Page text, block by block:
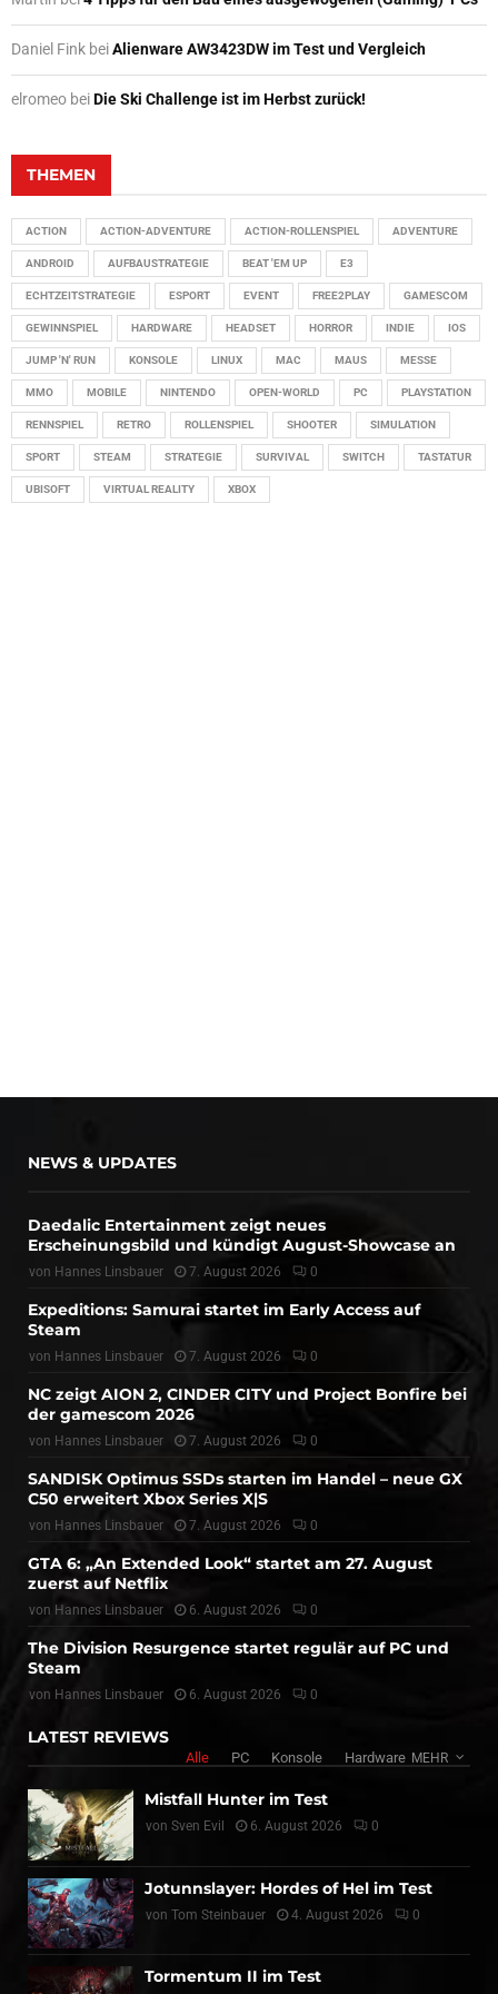
Daniel Fink beiAlienware AW3423DW im Test und Vergleich
elromeo beiDie Ski Challenge ist im Herbst zurück!
THEMEN
ACTION ACTION-ADVENTURE ACTION-ROLLENSPIEL ADVENTURE
ANDROID AUFBAUSTRATEGIE BEAT 'EM UP E3
ECHTZEITSTRATEGIE ESPORT EVENT FREE2PLAY GAMESCOM
GEWINNSPIEL HARDWARE HEADSET HORROR INDIE IOS
JUMP 'N' RUN KONSOLE LINUX MAC MAUS MESSE
MMO MOBILE NINTENDO OPEN-WORLD PC PLAYSTATION
RENNSPIEL RETRO ROLLENSPIEL SHOOTER SIMULATION
SPORT STEAM STRATEGIE SURVIVAL SWITCH TASTATUR
UBISOFT VIRTUAL REALITY XBOX
NEWS & UPDATES
Daedalic Entertainment zeigt neues
Erscheinungsbild und kündigt August-Showcase an
von Hannes Linsbauer 7. August 2026 0
Expeditions: Samurai startet im Early Access auf
Steam
von Hannes Linsbauer 7. August 2026 0
NC zeigt AION 2, CINDER CITY und Project Bonfire bei
der gamescom 2026
von Hannes Linsbauer 7. August 2026 0
SANDISK Optimus SSDs starten im Handel – neue GX
C50 erweitert Xbox Series X|S
von Hannes Linsbauer 7. August 2026 0
GTA 6: „An Extended Look“ startet am 27. August
zuerst auf Netflix
von Hannes Linsbauer 6. August 2026 0
The Division Resurgence startet regulär auf PC und
Steam
von Hannes Linsbauer 6. August 2026 0
LATEST REVIEWS
Alle PC Konsole Hardware MEHR
Mistfall Hunter im Test
von Sven Evil 6. August 2026 0
Jotunnslayer: Hordes of Hel im Test
von Tom Steinbauer 4. August 2026 0
Tormentum II im Test